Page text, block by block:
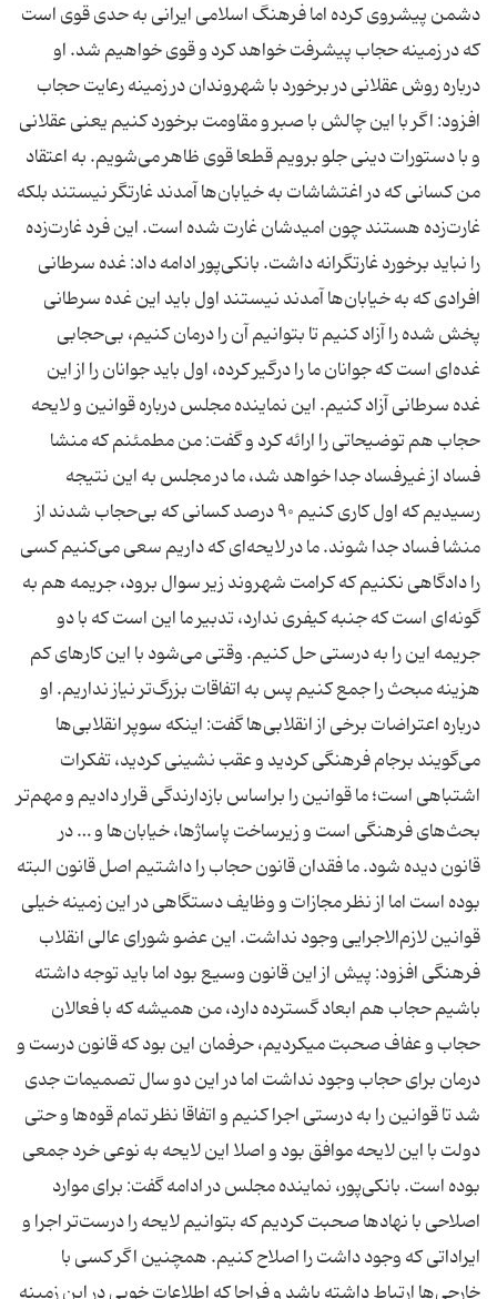
دشمن پیشروی کرده اما فرهنگ اسلامی ایرانی به حدی قوی است
که در زمینه حجاب پیشرفت خواهد کرد و قوی خواهیم شد. او
درباره روش عقلانی در برخورد با شهروندان در زمینه رعایت حجاب
افزود: اگر با این چالش با صبر و مقاومت برخورد کنیم یعنی عقلانی
و با دستورات دینی جلو برویم قطعا قوی ظاهر می‌شویم. به اعتقاد
من کسانی که در اغتشاشات به خیابان‌ها آمدند غارتگر نیستند بلکه
غارت‌زده هستند چون امیدشان غارت شده است. این فرد غارت‌زده
را نباید برخورد غارتگرانه داشت. بانکی‌پور ادامه داد: غده سرطانی
افرادی که به خیابان‌ها آمدند نیستند اول باید این غده سرطانی
پخش شده را آزاد کنیم تا بتوانیم آن را درمان کنیم، بی‌حجابی
غده‌ای است که جوانان ما را درگیر کرده، اول باید جوانان را از این
غده سرطانی آزاد کنیم. این نماینده مجلس درباره قوانین و لایحه
حجاب هم توضیحاتی را ارائه کرد و گفت: من مطمئنم که منشا
فساد از غیرفساد جدا خواهد شد، ما در مجلس به این نتیجه
رسیدیم که اول کاری کنیم ۹۰ درصد کسانی که بی‌‌حجاب شدند از
منشا فساد جدا شوند. ما در لایحه‌ای که داریم سعی می‌کنیم کسی
را دادگاهی نکنیم که کرامت شهروند زیر سوال برود، جریمه هم به
گونه‌ای است که جنبه کیفری ندارد، تدبیر ما این است که با دو
جریمه این را به درستی حل کنیم. وقتی می‌شود با این کارهای کم
هزینه مبحث را جمع کنیم پس به اتفاقات بزرگ‌تر نیاز نداریم. او
درباره اعتراضات برخی از انقلابی‌ها گفت: اینکه سوپر انقلابی‌ها
می‌گویند برجام فرهنگی کردید و عقب نشینی کردید، تفکرات
اشتباهی است؛ ما قوانین را براساس بازدارندگی قرار دادیم و مهم‌تر
بحث‌های فرهنگی است و زیرساخت پاساژها، خیابان‌ها و … در
قانون دیده شود. ما فقدان قانون حجاب را داشتیم اصل قانون البته
بوده است اما از نظر مجازات و وظایف دستگاهی در این زمینه خیلی
قوانین لازم‌الاجرایی وجود نداشت. این عضو شورای عالی انقلاب
فرهنگی افزود: پیش از این قانون وسیع بود اما باید توجه داشته
باشیم حجاب هم ابعاد گسترده دارد، من همیشه که با فعالان
حجاب و عفاف صحبت میکردیم، حرفمان این بود که قانون درست و
درمان برای حجاب وجود نداشت اما در این دو سال تصمیمات جدی
شد تا قوانین را به درستی اجرا کنیم و اتفاقا نظر تمام قوه‌ها و حتی
دولت با این لایحه موافق بود و اصلا این لایحه به نوعی خرد جمعی
بوده است. بانکی‌پور، نماینده مجلس در ادامه گفت: برای موارد
اصلاحی با نهادها صحبت کردیم که بتوانیم لایحه را درست‌تر اجرا و
ایراداتی که وجود داشت را اصلاح کنیم. همچنین اگر کسی با